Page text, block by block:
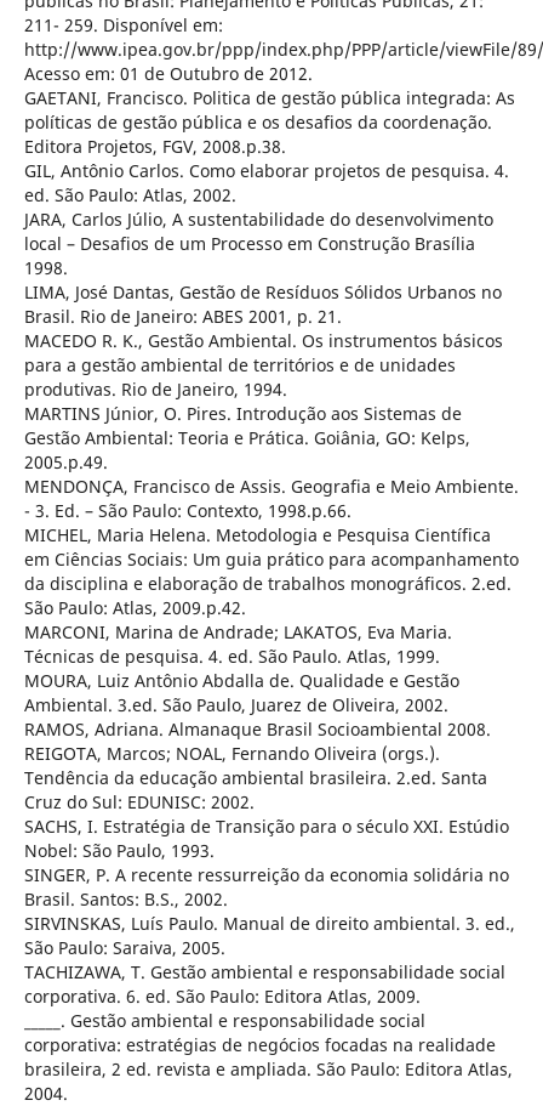
211- 259. Disponível em:
http://www.ipea.gov.br/ppp/index.php/PPP/article/viewFile/
Acesso em: 01 de Outubro de 2012.
GAETANI, Francisco. Politica de gestão pública integrada: As
políticas de gestão pública e os desafios da coordenação.
Editora Projetos, FGV, 2008.p.38.
GIL, Antônio Carlos. Como elaborar projetos de pesquisa. 4.
ed. São Paulo: Atlas, 2002.
JARA, Carlos Júlio, A sustentabilidade do desenvolvimento
local – Desafios de um Processo em Construção Brasília
1998.
LIMA, José Dantas, Gestão de Resíduos Sólidos Urbanos no
Brasil. Rio de Janeiro: ABES 2001, p. 21.
MACEDO R. K., Gestão Ambiental. Os instrumentos básicos
para a gestão ambiental de territórios e de unidades
produtivas. Rio de Janeiro, 1994.
MARTINS Júnior, O. Pires. Introdução aos Sistemas de
Gestão Ambiental: Teoria e Prática. Goiânia, GO: Kelps,
2005.p.49.
MENDONÇA, Francisco de Assis. Geografia e Meio Ambiente.
- 3. Ed. – São Paulo: Contexto, 1998.p.66.
MICHEL, Maria Helena. Metodologia e Pesquisa Científica
em Ciências Sociais: Um guia prático para acompanhamento
da disciplina e elaboração de trabalhos monográficos. 2.ed.
São Paulo: Atlas, 2009.p.42.
MARCONI, Marina de Andrade; LAKATOS, Eva Maria.
Técnicas de pesquisa. 4. ed. São Paulo. Atlas, 1999.
MOURA, Luiz Antônio Abdalla de. Qualidade e Gestão
Ambiental. 3.ed. São Paulo, Juarez de Oliveira, 2002.
RAMOS, Adriana. Almanaque Brasil Socioambiental 2008.
REIGOTA, Marcos; NOAL, Fernando Oliveira (orgs.).
Tendência da educação ambiental brasileira. 2.ed. Santa
Cruz do Sul: EDUNISC: 2002.
SACHS, I. Estratégia de Transição para o século XXI. Estúdio
Nobel: São Paulo, 1993.
SINGER, P. A recente ressurreição da economia solidária no
Brasil. Santos: B.S., 2002.
SIRVINSKAS, Luís Paulo. Manual de direito ambiental. 3. ed.,
São Paulo: Saraiva, 2005.
TACHIZAWA, T. Gestão ambiental e responsabilidade social
corporativa. 6. ed. São Paulo: Editora Atlas, 2009.
_____. Gestão ambiental e responsabilidade social
corporativa: estratégias de negócios focadas na realidade
brasileira, 2 ed. revista e ampliada. São Paulo: Editora Atlas,
2004.